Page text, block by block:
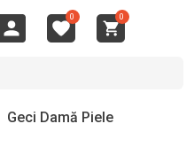
0 0
Geci Damă Piele